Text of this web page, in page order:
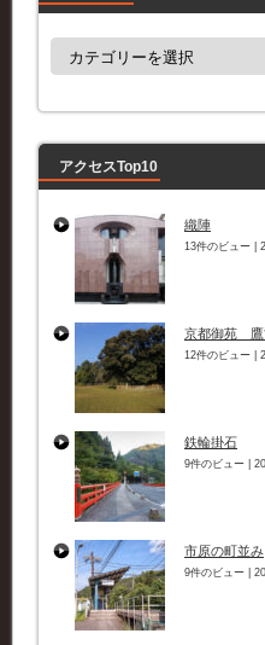
カ
ー
アクセスTop10
織陣
13件のビュー
京都御苑
12件のビュー
鉄輪掛石
9件のビュー
市原の町並み
9件のビュー